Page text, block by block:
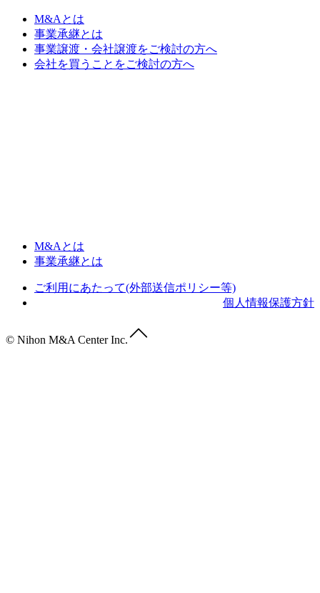
M&Aとは
事業承継とは
事業譲渡・会社譲渡をご検討の方へ
会社を買うことをご検討の方へ
M&Aとは
事業承継とは
ご利用にあたって(外部送信ポリシー等)
個人情報保護方針
© Nihon M&A Center Inc.